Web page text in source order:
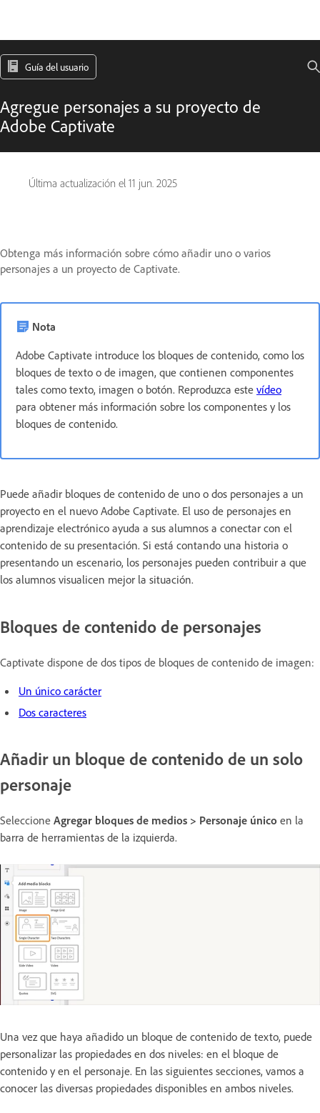
Guía del usuario
Agregue personajes a su proyecto de
Adobe Captivate
Última actualización el 11 jun. 2025
Obtenga más información sobre cómo añadir uno o varios
personajes a un proyecto de Captivate.
Nota
Adobe Captivate introduce los bloques de contenido, como los
bloques de texto o de imagen, que contienen componentes
tales como texto, imagen o botón. Reproduzca este vídeo
para obtener más información sobre los componentes y los
bloques de contenido.
Puede añadir bloques de contenido de uno o dos personajes a un
proyecto en el nuevo Adobe Captivate. El uso de personajes en
aprendizaje electrónico ayuda a sus alumnos a conectar con el
contenido de su presentación. Si está contando una historia o
presentando un escenario, los personajes pueden contribuir a que
los alumnos visualicen mejor la situación.
Bloques de contenido de personajes
Captivate dispone de dos tipos de bloques de contenido de imagen:
Un único carácter
Dos caracteres
Añadir un bloque de contenido de un solo
personaje
Seleccione Agregar bloques de medios > Personaje único en la
barra de herramientas de la izquierda.
Una vez que haya añadido un bloque de contenido de texto, puede
personalizar las propiedades en dos niveles: en el bloque de
contenido y en el personaje. En las siguientes secciones, vamos a
conocer las diversas propiedades disponibles en ambos niveles.